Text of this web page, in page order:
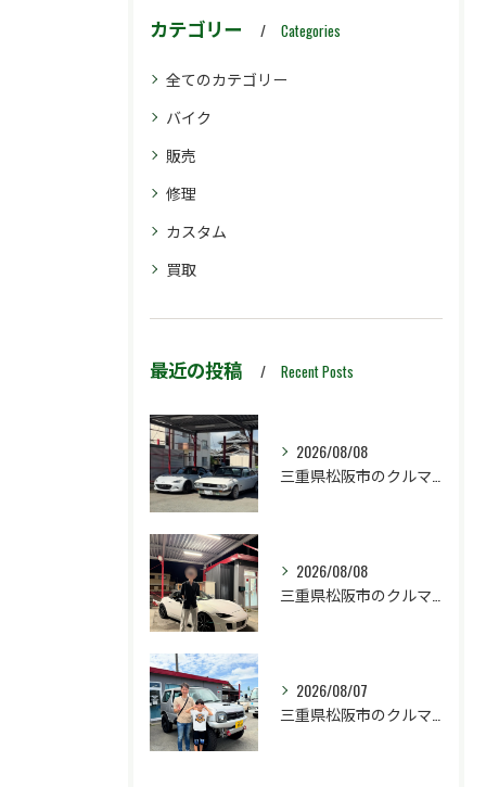
カテゴリー Categories
全てのカテゴリー
バイク
販売
修理
カスタム
買取
最近の投稿 Recent Posts
2026/08/08
2026/08/08
2026/08/07